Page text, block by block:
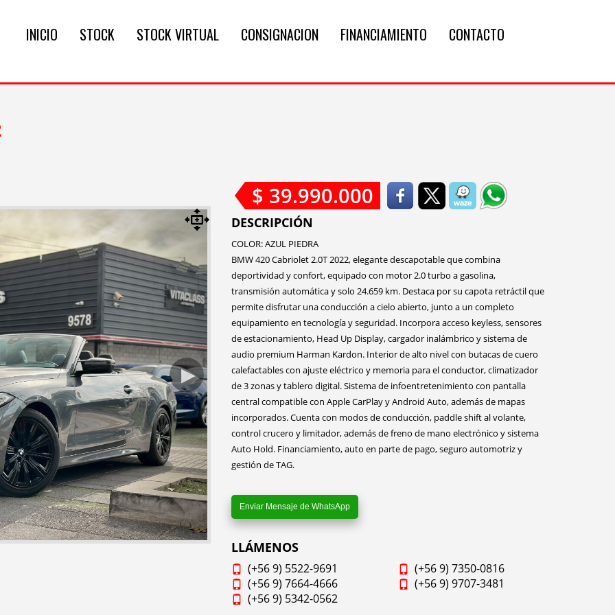
INICIO STOCK STOCK VIRTUAL CONSIGNACION FINANCIAMIENTO CONTACTO
$ 39.990.000
DESCRIPCIÓN
COLOR: AZUL PIEDRA
BMW 420 Cabriolet 2.0T 2022, elegante descapotable que combina
deportividad y confort, equipado con motor 2.0 turbo a gasolina,
transmisión automática y solo 24.659 km. Destaca por su capota retráctil que
permite disfrutar una conducción a cielo abierto, junto a un completo
equipamiento en tecnología y seguridad. Incorpora acceso keyless, sensores
de estacionamiento, Head Up Display, cargador inalámbrico y sistema de
audio premium Harman Kardon. Interior de alto nivel con butacas de cuero
calefactables con ajuste eléctrico y memoria para el conductor, climatizador
de 3 zonas y tablero digital. Sistema de infoentretenimiento con pantalla
central compatible con Apple CarPlay y Android Auto, además de mapas
incorporados. Cuenta con modos de conducción, paddle shift al volante,
control crucero y limitador, además de freno de mano electrónico y sistema
Auto Hold. Financiamiento, auto en parte de pago, seguro automotriz y
gestión de TAG.
Enviar Mensaje de WhatsApp
LLÁMENOS
(+56 9) 5522-9691
(+56 9) 7350-0816
(+56 9) 7664-4666
(+56 9) 9707-3481
(+56 9) 5342-0562